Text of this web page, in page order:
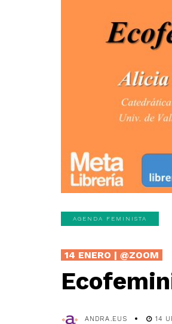
AGENDA FEMINISTA
14 ENERO | @ZOOM
ANDRA.EUS 14